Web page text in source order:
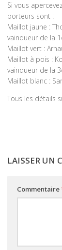
Si vous
porteurs sont :
Maillot jaune :
vainqueur de la
Maillot vert :
Maillot à pois :
vainqueur de la
Maillot blanc :
Tous les détails
LAISSER UN
Commentaire